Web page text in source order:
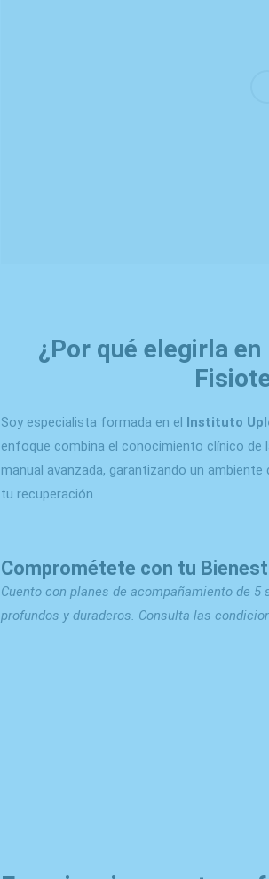
¿Por qué elegirla
Soy especialista formada en el Instituto
enfoque combina el conocimiento clínico de
manual avanzada, garantizando un
tu recuperación.
Comprométete con tu
Cuento con planes de acompañamiento de
profundos y duraderos. Consulta las